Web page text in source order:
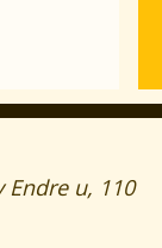
Endre u, 110